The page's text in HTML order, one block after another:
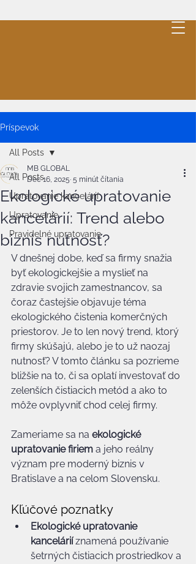
Príspevok
All Posts
Upratovanie kancelárií
Upratovanie
Pravidelné upratovanie
All Posts
Ekologické upratovanie
kancelárií: Trend alebo
biznis nutnosť?
MB GLOBAL
Dec 16, 2025 5 minút čítania
V dnešnej dobe, keď sa firmy snažia
byť ekologickejšie a myslieť na
zdravie svojich zamestnancov, sa
čoraz častejšie objavuje téma
ekologického čistenia komerčných
priestorov. Je to len nový trend, ktorý
firmy skúšajú, alebo je to už naozaj
nutnosť? V tomto článku sa pozrieme
bližšie na to, či sa oplatí investovať do
zelenších čistiacich metód a ako to
môže ovplyvniť chod celej firmy.
Zameriame sa na ekologické
upratovanie firiem a jeho reálny
význam pre moderný biznis v
Bratislave a na celom Slovensku.
Kľúčové poznatky
Ekologické upratovanie
kancelárií znamená používanie
šetrných čistiacich prostriedkov a